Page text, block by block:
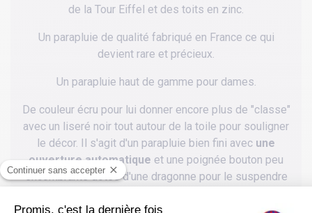
de la Tour Eiffel et des toits en zinc.
Un parapluie de qualité fabriqué en France ce qui
devient rare et précieux.
Un parapluie haut de gamme pour dames.
De couleur écru pour lui donner encore plus de "classe"
avec un liseré noir tout autour de la toile pour souligner
le décor. Il s'agit d'un parapluie bien fini avec une
ouverture automatique et une poignée bouton peu
encombrante dotée d'une dragonne pour le suspendre